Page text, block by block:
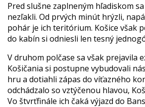
Pred slušne zaplneným hľadiskom
nezľakli. Od prvých minút hrýzli,
pohár je ich teritórium. Košice však
do kabín si odniesli len tesný
V druhom polčase sa však prejavila
Košičania si postupne vybudovali
hru a dotiahli zápas do víťazného
odchádzalo so vztýčenou hlavou,
Vo štvrťfinále ich čaká výjazd do